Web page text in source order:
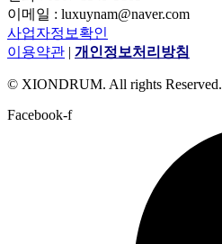
이메일 : luxuynam@naver.com
사업자정보확인
이용약관 | 개인정보처리방침
© XIONDRUM. All rights Reserved.
Facebook-f